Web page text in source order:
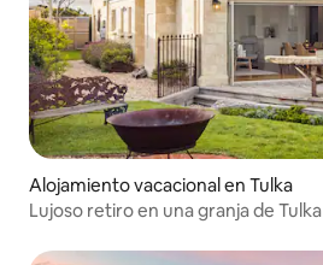
Alojamiento vacacional en Tulka
Lujoso retiro en una granja de Tulka